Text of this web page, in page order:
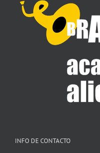
INFO DE CONTACTO